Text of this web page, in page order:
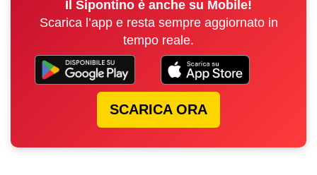
Il Sipontino è anche su Mobile!
Scarica l’app e resta sempre aggiornato in
tempo reale.
SCARICA ORA